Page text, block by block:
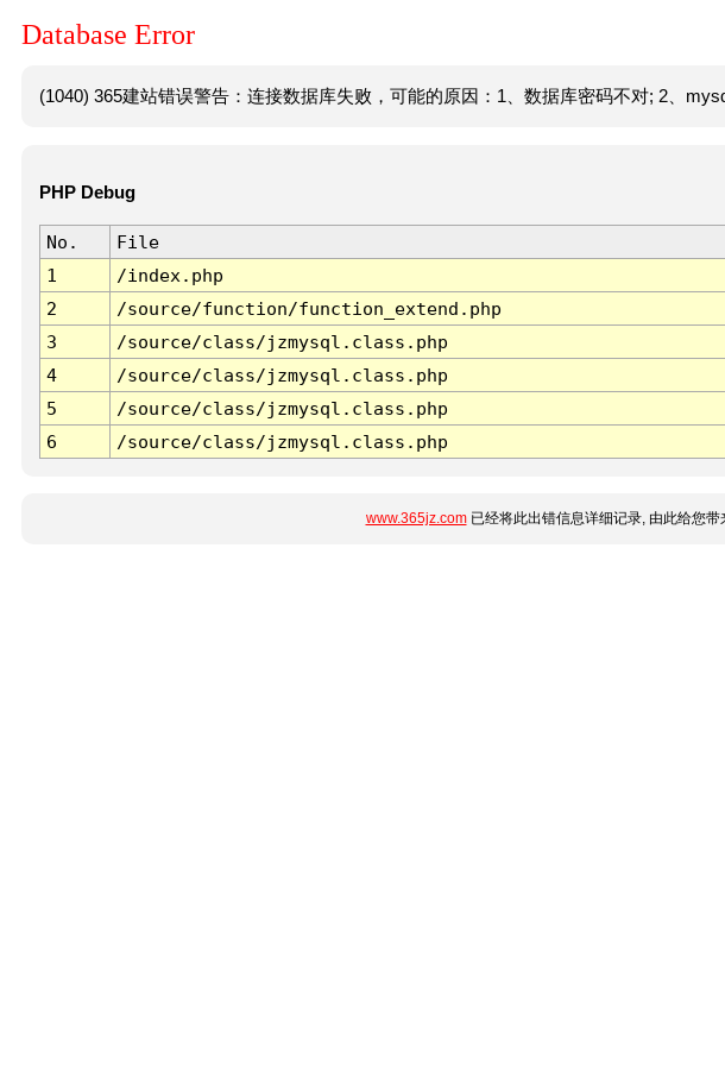
Database Error
(1040) 365建站错误警告：连接数据库失败，可能的原因：1、数据库密码不对; 2、
PHP Debug
No. File
1
/index.php
2
/source/function/function_extend.php
3
/source/class/jzmysql.class.php
4
/source/class/jzmysql.class.php
5
/source/class/jzmysql.class.php
6
/source/class/jzmysql.class.php
www.365jz.com已经将此出错信息详细记录, 由此给您带